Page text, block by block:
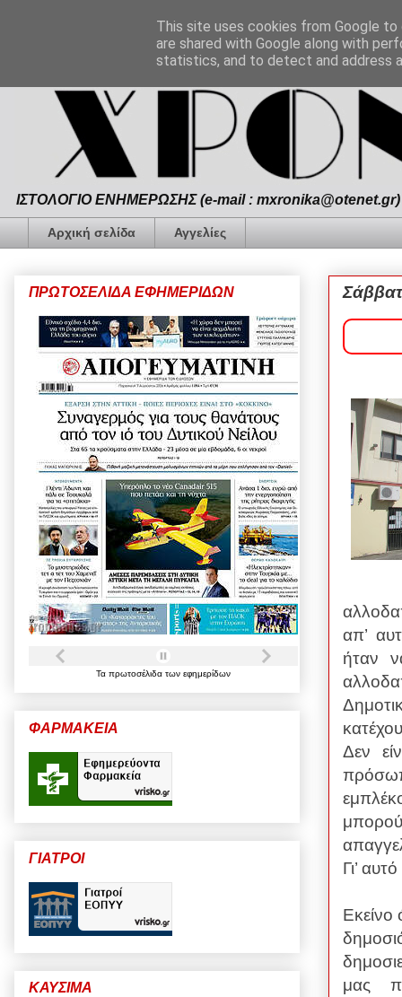
ΙΣΤΟΛΟΓΙΟ ΕΝΗΜΕΡΩΣΗΣ (e-mail :
Αρχική σελίδα Αγγελίες
απ’
ήταν
Δεν
Γι’
Εκείνο
μας
ΠΡΩΤΟΣΕΛΙΔΑ ΕΦΗΜΕΡΙΔΩΝ
Τα πρωτοσέλιδα των εφημερίδων
ΦΑΡΜΑΚΕΙΑ
ΓΙΑΤΡΟΙ
ΚΑΥΣΙΜΑ
This site uses cookies from Google
are shared with Google along with
statistics, and to detect and address